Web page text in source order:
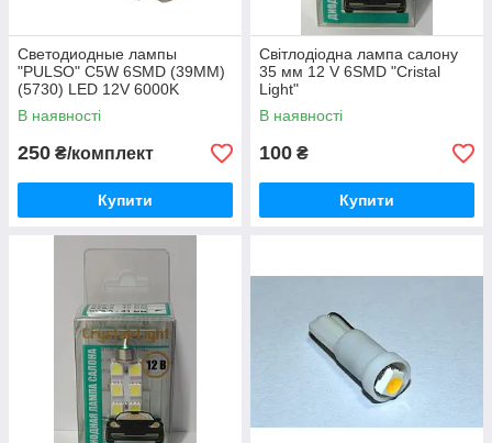
Светодиодные лампы
"PULSO" C5W 6SMD (39MM)
(5730) LED 12V 6000K
(130Lm)(2 ШТУКИ)
В наявності
250 ₴/комплект
Купити
Світлодіодна лампа салону
35 мм 12 V 6SMD "Cristal
Light"
В наявності
100 ₴
Купити